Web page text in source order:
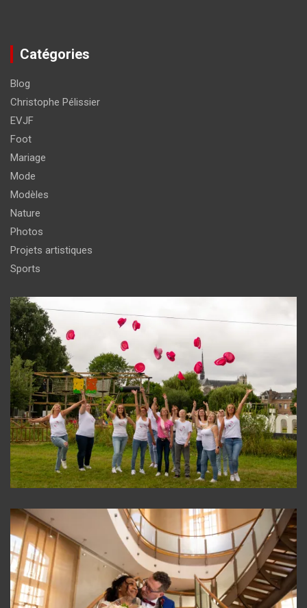
Catégories
Blog
Christophe Pélissier
EVJF
Foot
Mariage
Mode
Modèles
Nature
Photos
Projets artistiques
Sports